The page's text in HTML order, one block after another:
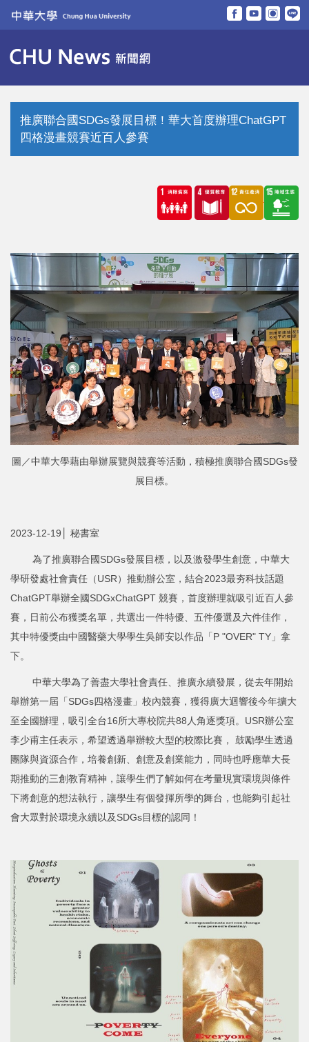
跳
要
內
推廣聯合國SDGs發展目標！華大首度辦理ChatGPT
四格漫畫競賽近百人參賽
圖／中華大學藉由舉辦展覽與競賽等活動，積極推廣聯合國SDGs發
展目標。
2023-12-19│ 秘書室
為了推廣聯合國SDGs發展目標，以及激發學生創意，中華大
學研發處社會責任（USR）推動辦公室，結合2023最夯科技話題
ChatGPT舉辦全國SDGxChatGPT 競賽，首度辦理就吸引近百人參
賽，日前公布獲獎名單，共選出一件特優、五件優選及六件佳作，
其中特優獎由中國醫藥大學學生吳師安以作品「P "OVER" TY」拿
下。
中華大學為了善盡大學社會責任、推廣永續發展，從去年開始
舉辦第一屆「SDGs四格漫畫」校內競賽，獲得廣大迴響後今年擴大
至全國辦理，吸引全台16所大專校院共88人角逐獎項。USR辦公室
李少甫主任表示，希望透過舉辦較大型的校際比賽， 鼓勵學生透過
團隊與資源合作，培養創新、創意及創業能力，同時也呼應華大長
期推動的三創教育精神，讓學生們了解如何在考量現實環境與條件
下將創意的想法執行，讓學生有個發揮所學的舞台，也能夠引起社
會大眾對於環境永續以及SDGs目標的認同！